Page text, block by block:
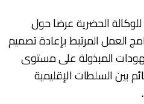
الحضرية عرضا حول
العمل المرتبط بإعادة تصميم
المبذولة على مستوى
بين السلطات الإقليمية